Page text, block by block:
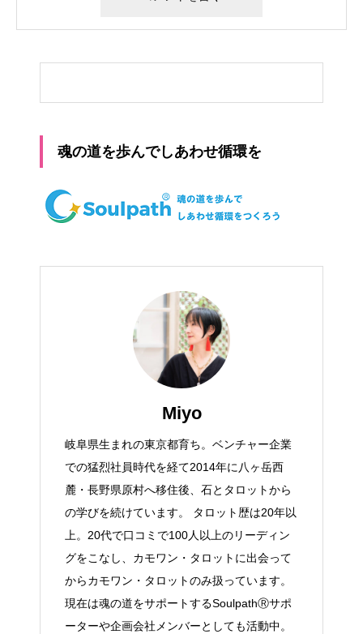
魂の道を歩んでしあわせ循環を
Miyo
岐阜県生まれの東京都育ち。ベンチャー企業
での猛烈社員時代を経て2014年に八ヶ岳西
麓・長野県原村へ移住後、石とタロットから
の学びを続けています。 タロット歴は20年以
上。20代で口コミで100人以上のリーディン
グをこなし、カモワン・タロットに出会って
からカモワン・タロットのみ扱っています。
現在は魂の道をサポートするSoulpathⓇサポ
ーターや企画会社メンバーとしても活動中。